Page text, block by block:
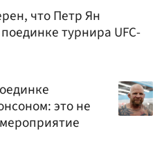
что Петр Ян
турнира UFC-
это не